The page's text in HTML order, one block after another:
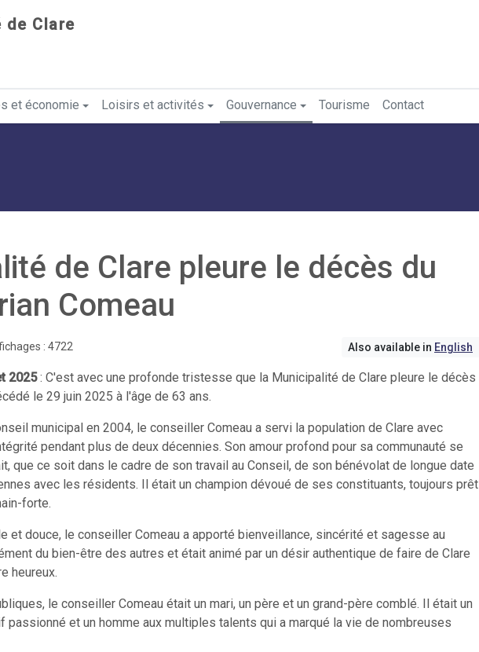
Clare
et économie Loisirs et activités Gouvernance Tourisme Contact
de Clare pleure le décès du
Comeau
Also available in English
: 4722
2025: C'est avec une profonde tristesse que la Municipalité de Clare pleure le décès
le 29 juin 2025 à l'âge de 63 ans.
municipal en 2004, le conseiller Comeau a servi la population de Clare avec
pendant plus de deux décennies. Son amour profond pour sa communauté se
que ce soit dans le cadre de son travail au Conseil, de son bénévolat de longue date
avec les résidents. Il était un champion dévoué de ses constituants, toujours prêt
forte.
et douce, le conseiller Comeau a apporté bienveillance, sincérité et sagesse au
du bien-être des autres et était animé par un désir authentique de faire de Clare
heureux.
le conseiller Comeau était un mari, un père et un grand-père comblé. Il était un
passionné et un homme aux multiples talents qui a marqué la vie de nombreuses